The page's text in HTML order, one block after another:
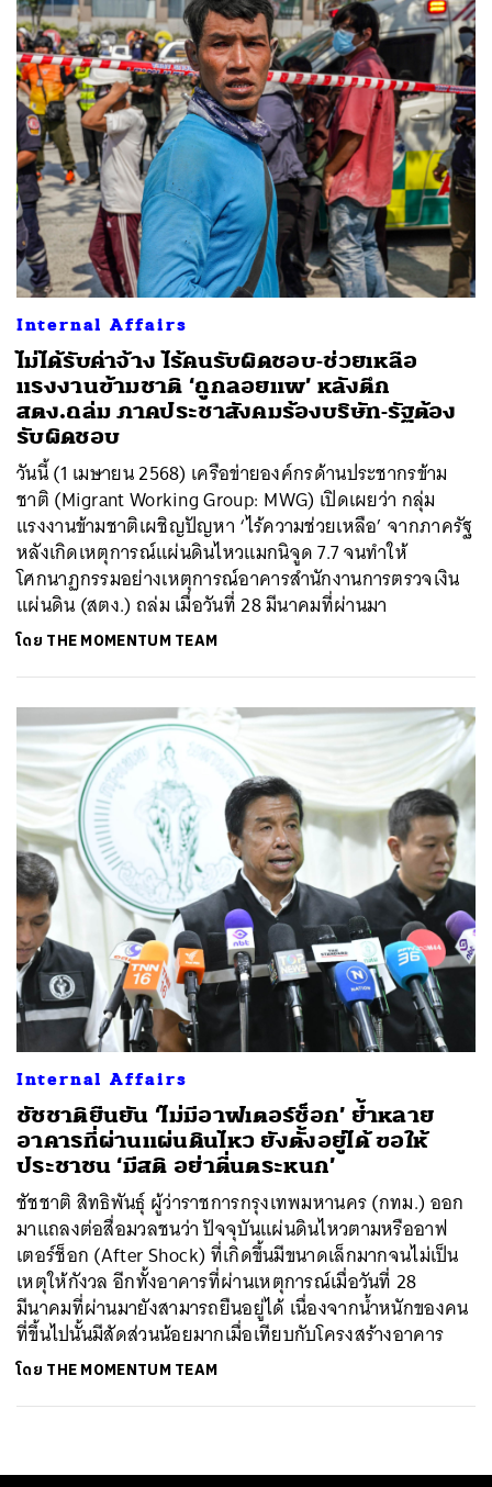
Internal Affairs
ไม่ได้รับค่าจ้าง ไร้คนรับผิดชอบ-ช่วยเหลือ
แรงงานข้ามชาติ ‘ถูกลอยแพ’ หลังตึก
สตง.ถล่ม ภาคประชาสังคมร้องบริษัท-รัฐต้อง
รับผิดชอบ
วันนี้ (1 เมษายน 2568) เครือข่ายองค์กรด้านประชากรข้าม
ชาติ (Migrant Working Group: MWG) เปิดเผยว่า กลุ่ม
แรงงานข้ามชาติเผชิญปัญหา ‘ไร้ความช่วยเหลือ’ จากภาครัฐ
หลังเกิดเหตุการณ์แผ่นดินไหวแมกนิจูด 7.7 จนทำให้
โศกนาฏกรรมอย่างเหตุการณ์อาคารสำนักงานการตรวจเงิน
แผ่นดิน (สตง.) ถล่ม เมื่อวันที่ 28 มีนาคมที่ผ่านมา
โดย THE MOMENTUM TEAM
Internal Affairs
ชัชชาติยืนยัน ‘ไม่มีอาฟเตอร์ช็อก’ ย้ำหลาย
อาคารที่ผ่านแผ่นดินไหว ยังตั้งอยู่ได้ ขอให้
ประชาชน ‘มีสติ อย่าตื่นตระหนก’
ชัชชาติ สิทธิพันธุ์ ผู้ว่าราชการกรุงเทพมหานคร (กทม.) ออก
มาแถลงต่อสื่อมวลชนว่า ปัจจุบันแผ่นดินไหวตามหรืออาฟ
เตอร์ช็อก (After Shock) ที่เกิดขึ้นมีขนาดเล็กมากจนไม่เป็น
เหตุให้กังวล อีกทั้งอาคารที่ผ่านเหตุการณ์เมื่อวันที่ 28
มีนาคมที่ผ่านมายังสามารถยืนอยู่ได้ เนื่องจากน้ำหนักของคน
ที่ขึ้นไปนั้นมีสัดส่วนน้อยมากเมื่อเทียบกับโครงสร้างอาคาร
โดย THE MOMENTUM TEAM